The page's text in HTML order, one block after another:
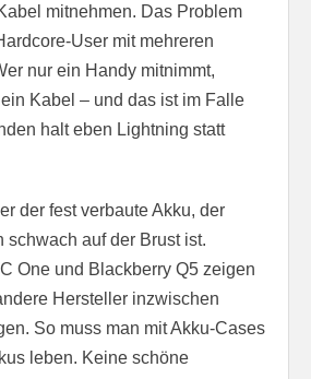
mitnehmen. Das Problem
User mit mehreren
nur ein Handy mitnimmt,
Kabel – und das ist im Falle
halt eben Lightning statt
der fest verbaute Akku, der
schwach auf der Brust ist.
One und Blackberry Q5 zeigen
Hersteller inzwischen
So muss man mit Akku-Cases
leben. Keine schöne